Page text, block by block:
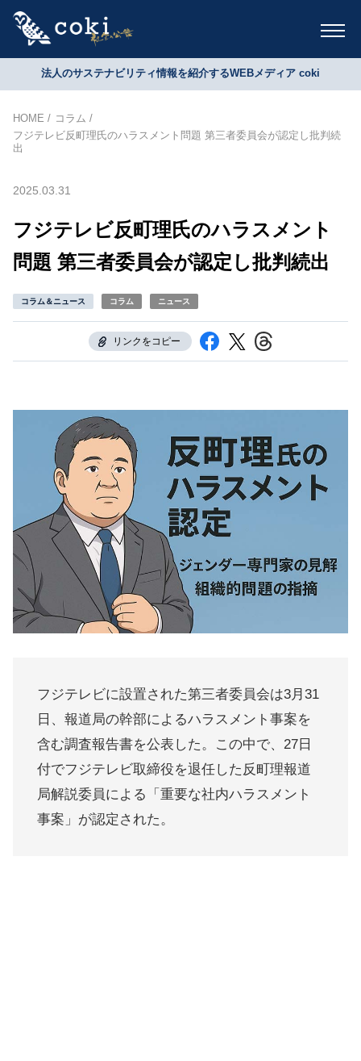
法人のサステナビリティ情報を紹介するWEBメディア coki
HOME
コラム
フジテレビ反町理氏のハラスメント問題 第三者委員会が認定し批判続
出
2025.03.31
フジテレビ反町理氏のハラスメント
問題 第三者委員会が認定し批判続出
コラム＆ニュース コラム ニュース
リンクをコピー
フジテレビに設置された第三者委員会は3月31
日、報道局の幹部によるハラスメント事案を
含む調査報告書を公表した。この中で、27日
付でフジテレビ取締役を退任した反町理報道
局解説委員による「重要な社内ハラスメント
事案」が認定された。